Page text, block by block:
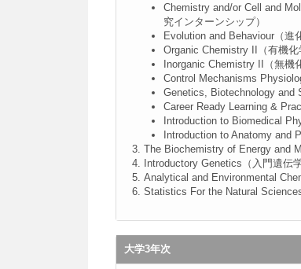
Chemistry and/or Cell and
究インターンシップ）
Evolution and Behaviour（進
Organic Chemistry II（有機化
Inorganic Chemistry II（無機
Control Mechanisms
Genetics, Biotechnology and
Career Ready Learning &
Introduction to Biomedical
Introduction to Anatomy and
The Biochemistry of Energy and
Introductory Genetics（入門遺伝学
Analytical and Environmental
Statistics For the Natural
大学3年次